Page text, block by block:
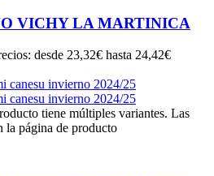
VICHY LA MARTINICA
desde 23,32€ hasta 24,42€
tiene múltiples variantes. Las
la página de producto